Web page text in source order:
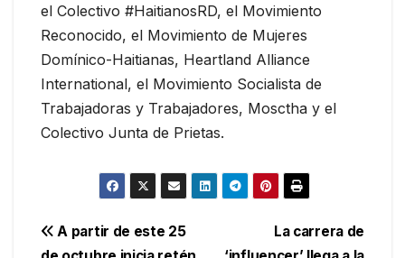
el Colectivo #HaitianosRD, el Movimiento
Reconocido, el Movimiento de Mujeres
Domínico-Haitianas, Heartland Alliance
International, el Movimiento Socialista de
Trabajadoras y Trabajadores, Mosctha y el
Colectivo Junta de Prietas.
Navegación
La carrera de
A partir de este 25